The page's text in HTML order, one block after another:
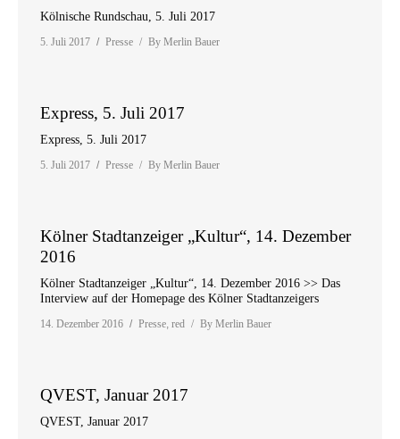
Kölnische Rundschau, 5. Juli 2017
5. Juli 2017 Presse By Merlin Bauer
Express, 5. Juli 2017
Express, 5. Juli 2017
5. Juli 2017 Presse By Merlin Bauer
Kölner Stadtanzeiger „Kultur“, 14. Dezember
2016
Kölner Stadtanzeiger „Kultur“, 14. Dezember 2016 >> Das
Interview auf der Homepage des Kölner Stadtanzeigers
14. Dezember 2016 Presse, red By Merlin Bauer
QVEST, Januar 2017
QVEST, Januar 2017